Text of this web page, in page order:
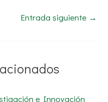
Entrada siguiente →